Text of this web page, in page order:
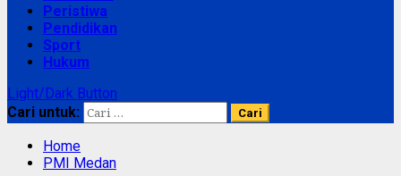
Peristiwa
Pendidikan
Sport
Hukum
Light/Dark Button
Cari untuk:
Home
PMI Medan